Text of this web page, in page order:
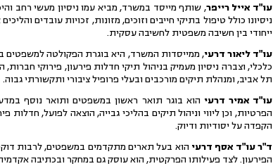
עו"ד אייל רייפר, שותף מייסד במשרד, מביא עמו ניסיון מעשי רחב
ניסיונו כולל טיפול בתיקי חייבים וזוכים, מזונות, זכויות עובדים
ייחודי בין חשיבה משפטית לחשיבה עסקית.
עו"ד ליאור דרעי, ממייסדות המשרד, היא בוגרת הפקולטה למשפטים
כלכלי, וצברה ניסיון מעמיק בניהול תיקי חדלות פירעון, פירוקי
תל אביב, ומנהלת תיקים מורכבים ובעלי פרופיל ציבורי ותקשורתי גבוה.
עו"ד אמיר דרעי הוא בוגר תואר ראשון במשפטים ותואר נוסף
הפרטיות, וכן ליווי וניהול תיקים בהליכי גבייה, הוצאה לפועל,
הקפדה על יסודיות ודיוק.
ד"ר עו"ד אסף דרעי הוא בעל תארים מתקדמים במשפטים, לרבות
הפירעון. לצד פעילותו הפרקטית, הוא עוסק גם במחקר ובכתיבה